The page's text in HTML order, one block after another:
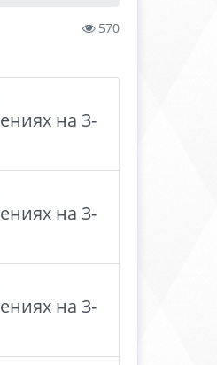
570
на 3-
на 3-
на 3-